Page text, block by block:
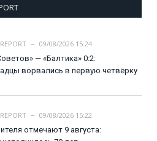
09/08/2026 15:24
— «Балтика» 0:2:
ворвались в первую четвёрку
09/08/2026 15:22
отмечают 9 августа: